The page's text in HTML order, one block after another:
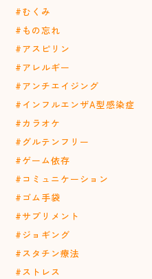
#むくみ
#もの忘れ
#アスピリン
#アレルギー
#アンチエイジング
#インフルエンザA型感染症
#カラオケ
#グルテンフリー
#ゲーム依存
#コミュニケーション
#ゴム手袋
#サプリメント
#ジョギング
#スタチン療法
#ストレス